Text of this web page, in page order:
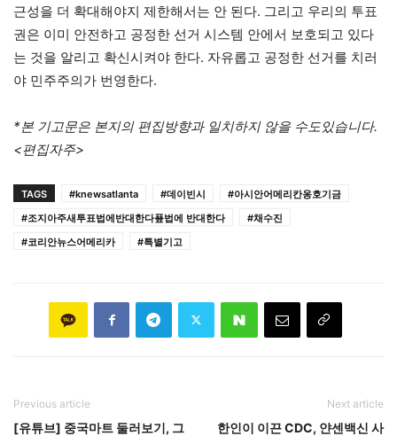
근성을 더 확대해야지 제한해서는 안 된다. 그리고 우리의 투표
권은 이미 안전하고 공정한 선거 시스템 안에서 보호되고 있다
는 것을 알리고 확신시켜야 한다. 자유롭고 공정한 선거를 치러
야 민주주의가 번영한다.
*본 기고문은 본지의 편집방향과 일치하지 않을 수도있습니다.
<편집자주>
TAGS #knewsatlanta #데이빈시
#아시안어메리칸옹호기금
#조지아주새투표법에반대한다푶법에 반대한다
#채수진
#코리안뉴스어메리카
#특별기고
Previous article
[유튜브] 중국마트 둘러보기, 그
Next article
한인이 이끈 CDC, 얀센백신 사